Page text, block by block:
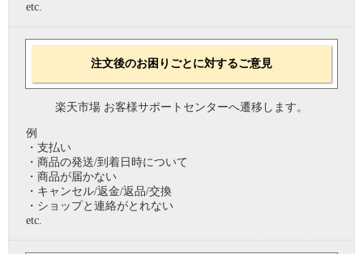
etc.
注文後のお困りごとに対するご意見
楽天市場 お客様サポートセンターへ遷移します。
例
・支払い
・商品の発送/到着日時について
・商品が届かない
・キャンセル/返金/返品/交換
・ショップと連絡がとれない
etc.